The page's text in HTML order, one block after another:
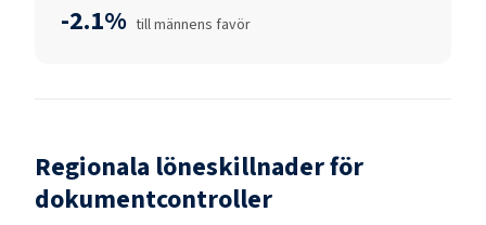
-2.1% till männens favör
Regionala löneskillnader för
dokumentcontroller